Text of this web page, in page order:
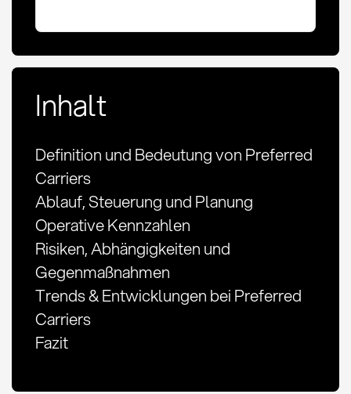
Inhalt
Definition und Bedeutung von Preferred
Carriers
Ablauf, Steuerung und Planung
Operative Kennzahlen
Risiken, Abhängigkeiten und
Gegenmaßnahmen
Trends & Entwicklungen bei Preferred
Carriers
Fazit